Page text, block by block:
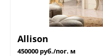
Allison
450000 руб./пог. м